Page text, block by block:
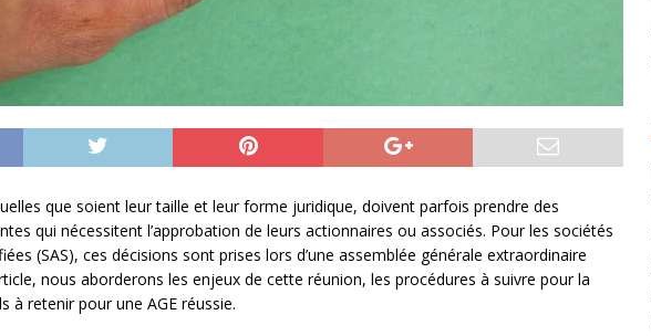
que soient leur taille et leur forme juridique, doivent parfois prendre des
qui nécessitent l’approbation de leurs actionnaires ou associés. Pour les sociétés
(SAS), ces décisions sont prises lors d’une assemblée générale extraordinaire
nous aborderons les enjeux de cette réunion, les procédures à suivre pour la
à retenir pour une AGE réussie.